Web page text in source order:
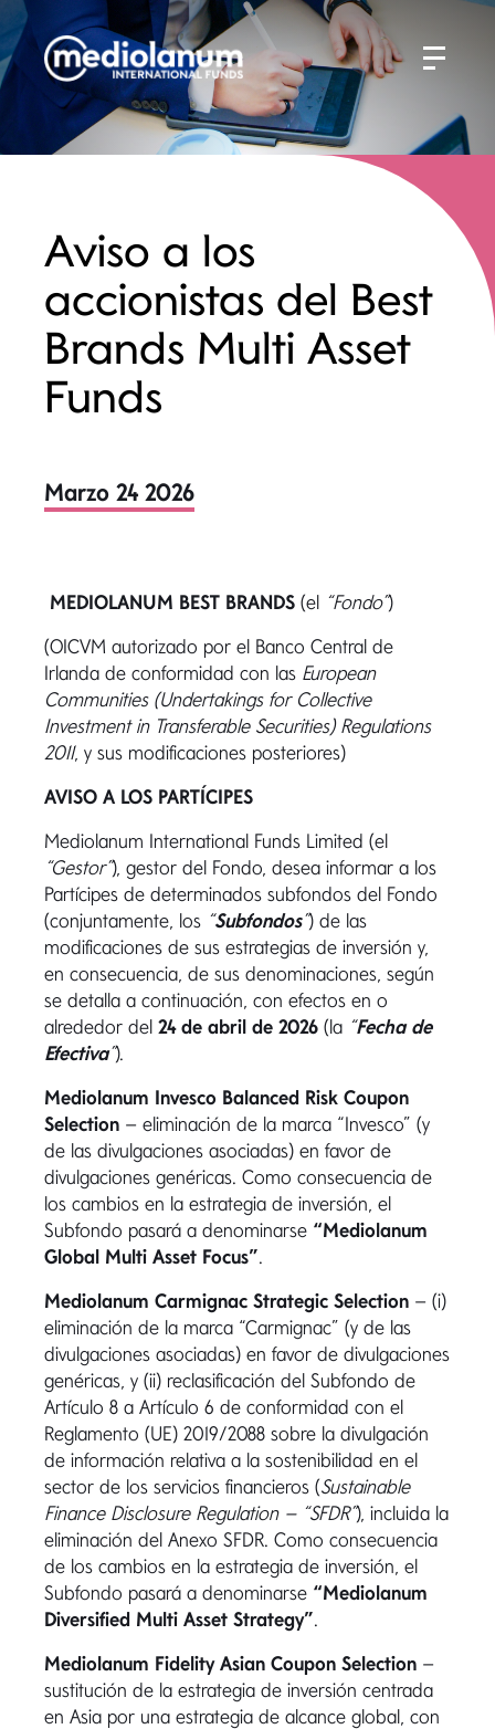
Aviso a los
accionistas del Best
Brands Multi Asset
Funds
Marzo 24 2026
MEDIOLANUM BEST BRANDS (el “Fondo”)
(OICVM autorizado por el Banco Central de
Irlanda de conformidad con las European
Communities (Undertakings for Collective
Investment in Transferable Securities) Regulations
2011, y sus modificaciones posteriores)
AVISO A LOS PARTÍCIPES
Mediolanum International Funds Limited (el
“Gestor”), gestor del Fondo, desea informar a los
Partícipes de determinados subfondos del Fondo
(conjuntamente, los “Subfondos”) de las
modificaciones de sus estrategias de inversión y,
en consecuencia, de sus denominaciones, según
se detalla a continuación, con efectos en o
alrededor del 24 de abril de 2026 (la “Fecha de
Efectiva”).
Mediolanum Invesco Balanced Risk Coupon
Selection – eliminación de la marca “Invesco” (y
de las divulgaciones asociadas) en favor de
divulgaciones genéricas. Como consecuencia de
los cambios en la estrategia de inversión, el
Subfondo pasará a denominarse “Mediolanum
Global Multi Asset Focus”.
Mediolanum Carmignac Strategic Selection – (i)
eliminación de la marca “Carmignac” (y de las
divulgaciones asociadas) en favor de divulgaciones
genéricas, y (ii) reclasificación del Subfondo de
Artículo 8 a Artículo 6 de conformidad con el
Reglamento (UE) 2019/2088 sobre la divulgación
de información relativa a la sostenibilidad en el
sector de los servicios financieros (Sustainable
Finance Disclosure Regulation – “SFDR”), incluida la
eliminación del Anexo SFDR. Como consecuencia
de los cambios en la estrategia de inversión, el
Subfondo pasará a denominarse “Mediolanum
Diversified Multi Asset Strategy”.
Mediolanum Fidelity Asian Coupon Selection –
sustitución de la estrategia de inversión centrada
en Asia por una estrategia de alcance global, con